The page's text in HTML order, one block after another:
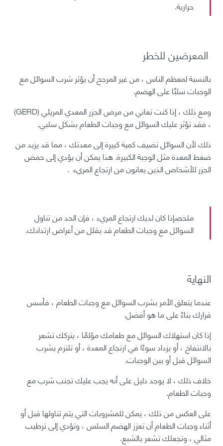
حرارية.
المعرضين للخطر
بالنسبة لمعظم الناس ، من غير المرجح أن يؤثر شرب السوائل مع
الوجبات سلبًا على الهضم.
ومع ذلك ، إذا كنت تعاني من مرض الجزر المعدي المريئي (GERD)
، فقد تؤثر عليك السوائل مع وجبات الطعام بشكل سلبي.
ذلك لأن السوائل تضيف كمية كبيرة إلى معدتك ، مما قد يزيد من
ضغط المعدة مثل الوجبة الكبيرة. هذا يمكن أن يؤدي إلىحمض
الجزرللأشخاص الذين يعانون من ارتجاع المريء .
ملخصإذا كان لديك ارتجاع المريء ، فإن الحد من تناول
السوائل مع وجبات الطعام قد يقلل من أعراض ارتدادك.
النهاية
عندما يتعلق الأمر بشرب السوائل مع وجبات الطعام ، فأسس
قرارك بناءً على ما هو أفضل.
إذا كان استهلاك السوائل معطعامكمؤلمًا ، يتركك تشعر
بالانتفاخ ، أو يزداد سوءًا في ارتجاع المعدة ، أو تلتزم بشرب
السوائل قبل أو بين الوجبات.
خلاف ذلك ، لا يوجد دليل على أنه يجب عليك تجنب شرب مع
وجبات الطعام.
على العكس من ذلك ، يمكن للمشروبات التي يتم تناولها قبل أو
أثناء وجبات الطعام أن تعزز الهضم السلس ، وتؤدي إلىترطيب
مثالي ، وتجعلك تشعر بالشبع.